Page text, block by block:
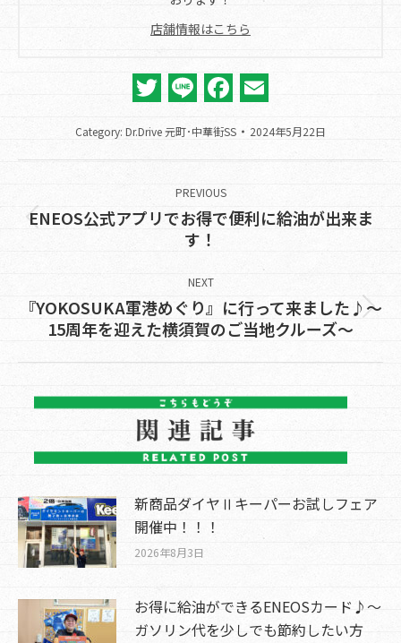
店舗情報はこちら
Twitter
LineFacebook
Category: Dr.Drive 元町･中華街SS 2024年5月22日
navigation
PREVIOUS
Previous
post:
ENEOS公式アプリでお得で便利に給油が出来ま
す！
NEXT
Next
post:
『YOKOSUKA軍港めぐり』に行って来ました♪～
15周年を迎えた横須賀のご当地クルーズ～
新商品ダイヤⅡキーパーお試しフェア
開催中！！！
2026年8月3日
お得に給油ができるENEOSカード♪～
ガソリン代を少しでも節約したい方